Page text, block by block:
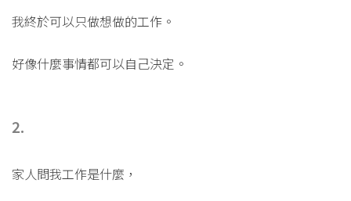
我終於可以只做想做的工作。
好像什麼事情都可以自己決定。
2.
家人問我工作是什麼，